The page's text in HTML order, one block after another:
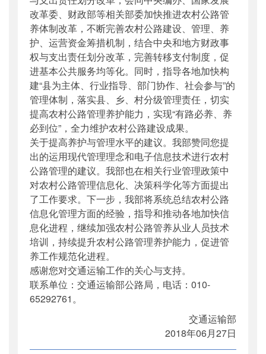
改革委、财政部等相关部委加快推进农村公路管
养体制改革，不断完善农村公路建设、管理、养
护、运营资金筹措机制，结合中央和地方财政事
权与支出责任划分改革，完善转移支付制度，促
进基本公共服务均等化。同时，指导各地加快构
建“县为主体、行业指导、部门协作、社会参与”的
管理体制，落实县、乡、村分级管理责任，切实
提高农村公路管理养护能力，实现“有路必养、养
必到位”，全力维护农村公路建设成果。
关于提高养护与管理水平的建议。我部赞同您提
出的运用现代管理理念和电子信息技术进行农村
公路管理的建议。我部也在相关行业管理政策中
对农村公路管理信息化、决策科学化等方面提出
了工作要求。下一步，我部将系统总结农村公路
信息化管理方面的经验，指导和推动各地加快信
息化进程，继续加强农村公路管养从业人员技术
培训，持续提升农村公路管理养护能力，促进管
养工作规范化进程。
感谢您对交通运输工作的关心与支持。
联系单位：交通运输部公路局，电话：010-
65292761。
交通运输部
2018年06月27日